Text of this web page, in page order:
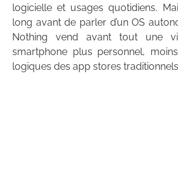
logicielle et usages quotidiens.
long avant de parler d’un OS
Nothing vend avant tout une
smartphone plus personnel,
logiques des app stores